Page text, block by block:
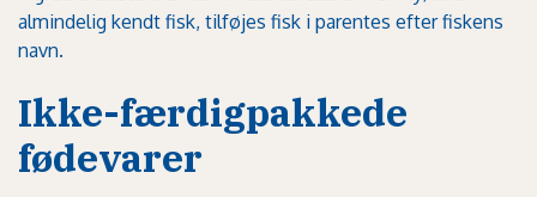
almindelig kendt fisk, tilføjes fisk i parentes efter fiskens
navn.
Ikke-færdigpakkede
fødevarer